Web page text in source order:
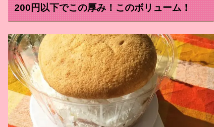
200円以下でこの厚み！このボリューム！